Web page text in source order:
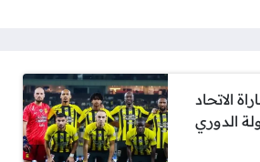
الاتحاد
الدوري